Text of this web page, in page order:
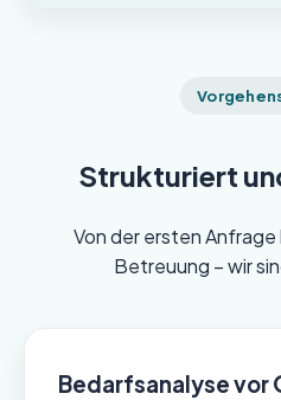
Strukturiert
Von der ersten
Betreuung – wir
Bedarfsanalyse vor